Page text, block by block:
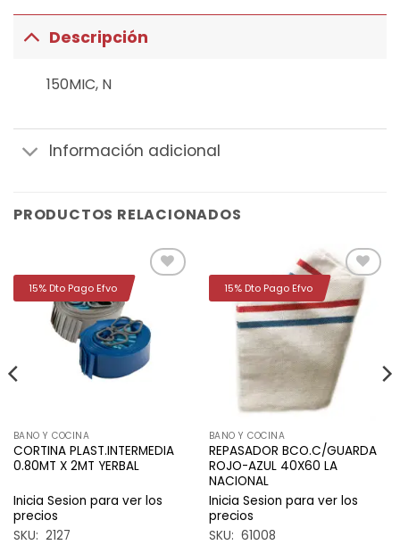
Descripción
150MIC, N
Información adicional
PRODUCTOS RELACIONADOS
deseos
BANO Y COCINA
CORTINA PLAST.INTERMEDIA
0.80MT X 2MT YERBAL
Inicia Sesion para ver los
precios
SKU: 2127
15% Dto Pago Efvo
Añadir
a la
lista de
deseos
BANO Y COCINA
REPASADOR BCO.C/GUARDA
ROJO-AZUL 40X60 LA
NACIONAL
Inicia Sesion para ver los
precios
SKU: 61008
15% Dto Pago Efvo